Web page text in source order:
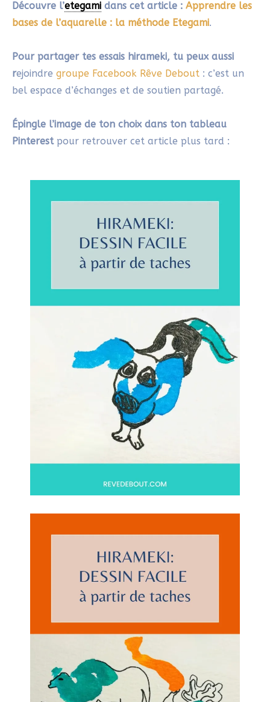
28/04/2025 À 22H00
Merci beaucoup pour ton retour !
chercher la perfection, est précieux : il
nous offre un espace à soi, loin des
exigences du quotidien, et nous invite à
lente et plus apaisée.
28/04/2025 À 12H12
Merci Sylvie pour cet article original ! 😮
Très belle découverte, je ne connaissais
pour imaginer et créer ! J’ai hâte de tester
! J’adore ! J’adore et J’adore !!!!!!!! 😃😃😃
Répondre
SYLVIE
28/04/2025 À 22H01
Merci beaucoup pour ton enthousiasme
communicatif !
Je suis ravie que le hirameki t’ait autant
plu : amuse-toi à laisser ton imagination
ASMA
28/04/2025 À 13H17
Merci cette découverte ! J’apprends
beaucoup de choses avec vos articles.
Encore une fois j’ignorais totalement